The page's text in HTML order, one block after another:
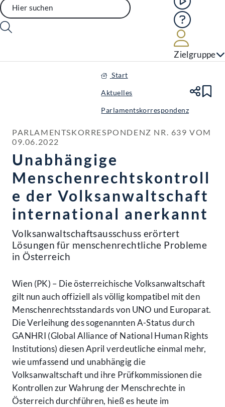
Hilfe
Zielgruppe
Start
Aktuelles
Parlamentskorrespondenz
PARLAMENTSKORRESPONDENZ NR. 639 VOM
09.06.2022
Unabhängige
Menschenrechtskontroll
e der Volksanwaltschaft
international anerkannt
Volksanwaltschaftsausschuss erörtert
Lösungen für menschenrechtliche Probleme
in Österreich
Wien (PK) – Die österreichische Volksanwaltschaft
gilt nun auch offiziell als völlig kompatibel mit den
Menschenrechtsstandards von UNO und Europarat.
Die Verleihung des sogenannten A-Status durch
GANHRI (Global Alliance of National Human Rights
Institutions) diesen April verdeutliche einmal mehr,
wie umfassend und unabhängig die
Volksanwaltschaft und ihre Prüfkommissionen die
Kontrollen zur Wahrung der Menschrechte in
Österreich durchführen, hieß es heute im